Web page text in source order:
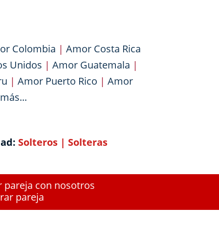
Colombia | Amor Costa Rica
Unidos | Amor Guatemala |
| Amor Puerto Rico | Amor
más...
Solteros| Solteras
pareja con nosotros
pareja